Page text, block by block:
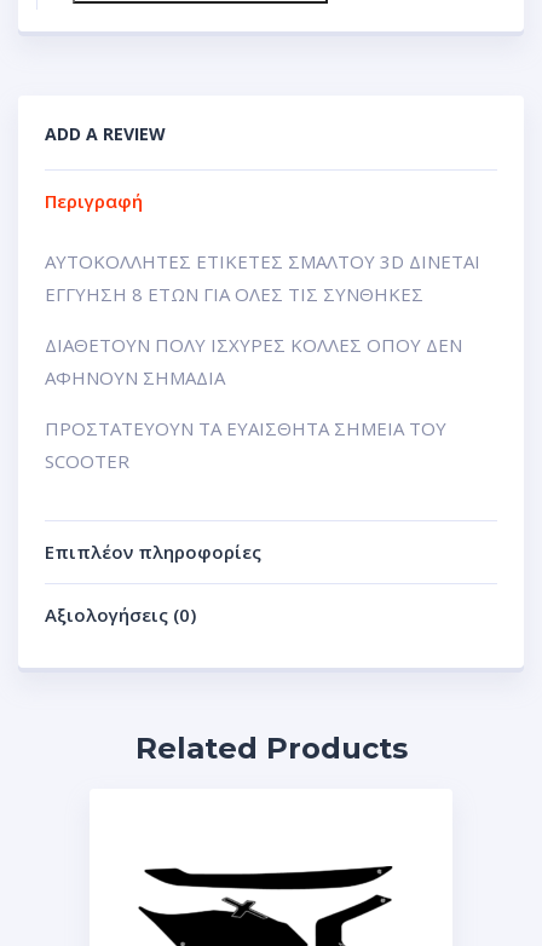
ADD A REVIEW
Περιγραφή
ΑΥΤΟΚΟΛΛΗΤΕΣ ΕΤΙΚΕΤΕΣ ΣΜΑΛΤΟΥ 3D ΔΙΝΕΤΑΙ
ΕΓΓΥΗΣΗ 8 ΕΤΩΝ ΓΙΑ ΟΛΕΣ ΤΙΣ ΣΥΝΘΗΚΕΣ
ΔΙΑΘΕΤΟΥΝ ΠΟΛΥ ΙΣΧΥΡΕΣ ΚΟΛΛΕΣ ΟΠΟΥ ΔΕΝ
ΑΦΗΝΟΥΝ ΣΗΜΑΔΙΑ
ΠΡΟΣΤΑΤΕΥΟΥΝ ΤΑ ΕΥΑΙΣΘΗΤΑ ΣΗΜΕΙΑ ΤΟΥ
SCOOTER
Επιπλέον πληροφορίες
Αξιολογήσεις (0)
Related Products